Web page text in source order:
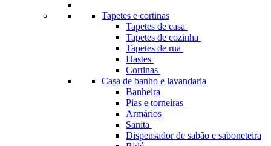
Tapetes e cortinas
Tapetes de casa
Tapetes de cozinha
Tapetes de rua
Hastes
Cortinas
Casa de banho e lavandaria
Banheira
Pias e torneiras
Armários
Sanita
Dispensador de sabão e saboneteira